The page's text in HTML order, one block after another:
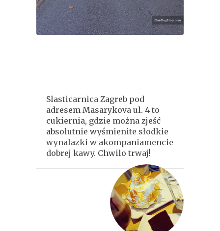
Slasticarnica Zagreb pod
adresem Masarykova ul. 4 to
cukiernia, gdzie można zjeść
absolutnie wyśmienite słodkie
wynalazki w akompaniamencie
dobrej kawy. Chwilo trwaj!